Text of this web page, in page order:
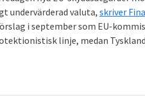
i rask takt de senaste 20 åren
för att utveckla sina respektive
politiska arenan. Sedan 2016
undervärderad valuta, skriver
i september som EU-
linje, medan